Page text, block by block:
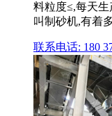
料粒度≤,每天
叫制砂机,有着
联系电话: 180